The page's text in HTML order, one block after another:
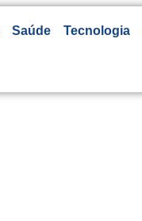
Saúde Tecnologia